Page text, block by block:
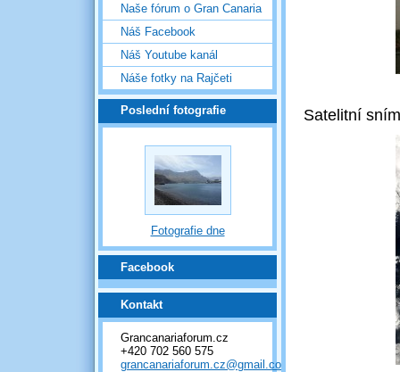
Naše fórum o Gran Canaria
Náš Facebook
Náš Youtube kanál
Náše fotky na Rajčeti
Poslední fotografie
Fotografie dne
Facebook
Kontakt
Grancanariaforum.cz
+420 702 560 575
grancanariaforum.cz@gmail.com
Satelitní